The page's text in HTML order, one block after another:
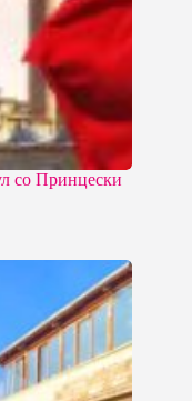
со Принцески